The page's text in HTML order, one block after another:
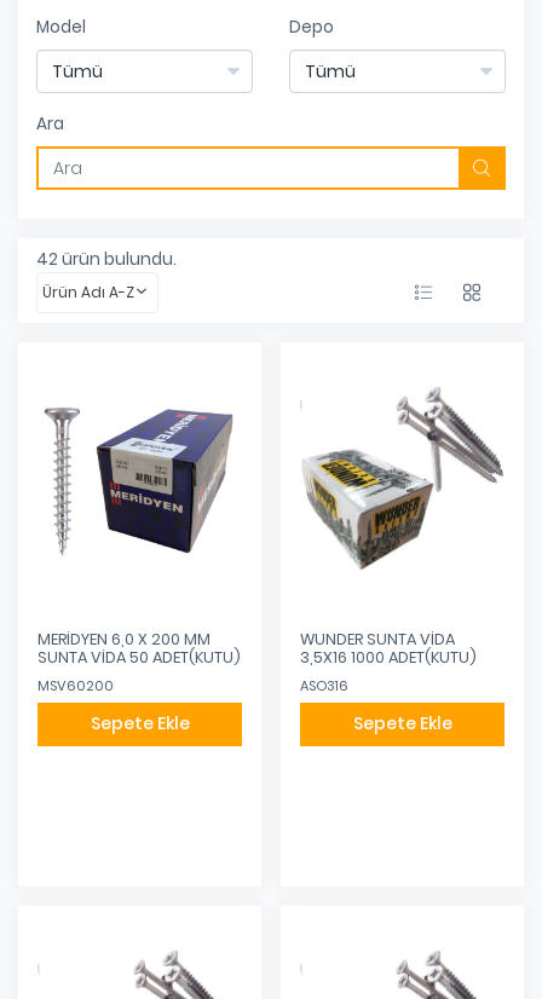
Model Depo
Ara
42 ürün bulundu.
Ürün Adı A-Z
MERİDYEN 6,0 X 200 MM
SUNTA VİDA 50 ADET(KUTU)
MSV60200
Sepete Ekle
WUNDER SUNTA VİDA
3,5X16 1000 ADET(KUTU)
ASO316
Sepete Ekle